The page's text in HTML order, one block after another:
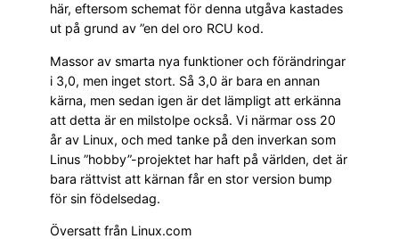
här, eftersom schemat för denna utgåva kastades
ut på grund av ”en del oro RCU kod.
Massor av smarta nya funktioner och förändringar
i 3,0, men inget stort. Så 3,0 är bara en annan
kärna, men sedan igen är det lämpligt att erkänna
att detta är en milstolpe också. Vi närmar oss 20
år av Linux, och med tanke på den inverkan som
Linus ”hobby”-projektet har haft på världen, det är
bara rättvist att kärnan får en stor version bump
för sin födelsedag.
Översatt från Linux.com